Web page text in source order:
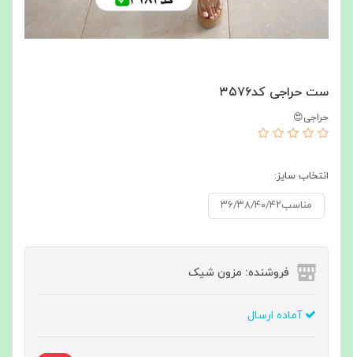
ست حراجی کد۳۵۷۶
حراجی😍
انتخاب سایز:
مناسب۳۶/۳۸/۴۰/۴۲
فروشنده: مزون شیک
آماده ارسال